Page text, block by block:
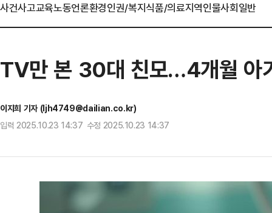
사건사고교육노동언론환경인권/복지식품/의료지역인물사회일반
TV만 본 30대 친모…4개월 아
이지희 기자 (ljh4749@dailian.co.kr)
입력 2025.10.23 14:37 수정 2025.10.23 14:37